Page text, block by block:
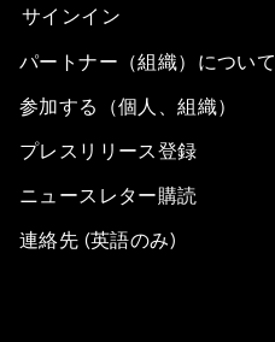
サインイン
パートナー（組織）につい
参加する（個人、組織）
プレスリリース登録
ニュースレター購読
連絡先 (英語のみ)